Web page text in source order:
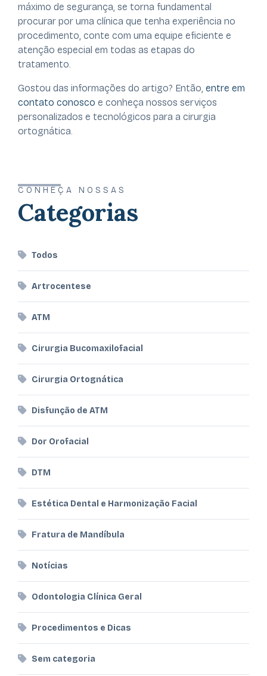
máximo de segurança, se torna fundamental
procurar por uma clínica que tenha experiência no
procedimento, conte com uma equipe eficiente e
atenção especial em todas as etapas do
tratamento.
Gostou das informações do artigo? Então, entre em
contato conosco e conheça nossos serviços
personalizados e tecnológicos para a cirurgia
ortognática.
CONHEÇA NOSSAS
Categorias
Todos
Artrocentese
ATM
Cirurgia Bucomaxilofacial
Cirurgia Ortognática
Disfunção de ATM
Dor Orofacial
DTM
Estética Dental e Harmonização Facial
Fratura de Mandíbula
Notícias
Odontologia Clínica Geral
Procedimentos e Dicas
Sem categoria